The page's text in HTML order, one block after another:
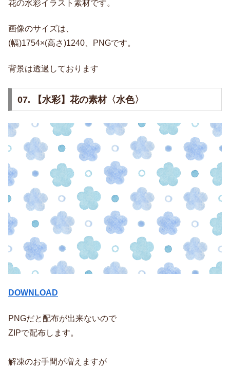
花の水彩イラスト素材です。
画像のサイズは、
(幅)1754×(高さ)1240、PNGです。
背景は透過しております
07. 【水彩】花の素材〈水色〉
DOWNLOAD
PNGだと配布が出来ないので
ZIPで配布します。
解凍のお手間が増えますが